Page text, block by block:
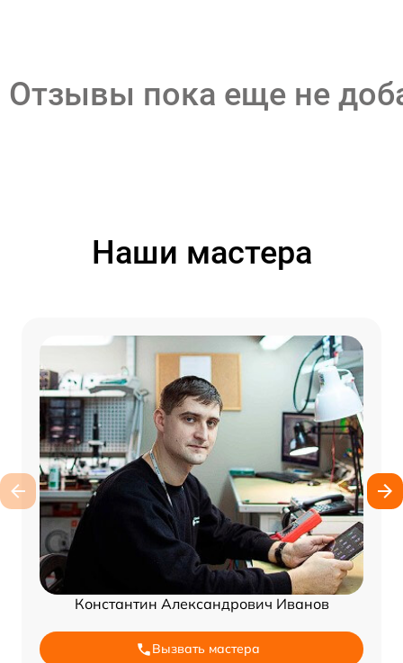
Отзывы пока еще не
Наши мастера
Константин Александрович Иванов
Вызвать мастера